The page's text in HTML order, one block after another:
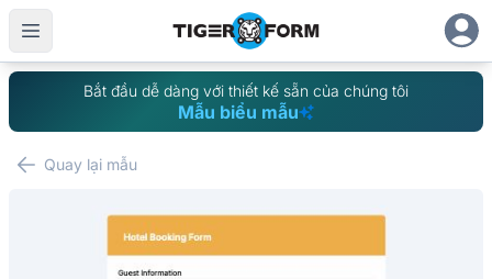
Bắt đầu dễ dàng với thiết kế sẵn của chúng tôi
Mẫu biểu mẫu
Quay lại mẫu